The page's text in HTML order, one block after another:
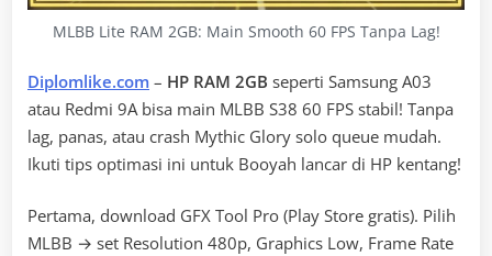
MLBB Lite RAM 2GB: Main Smooth 60 FPS Tanpa Lag!
Diplomlike.com – HP RAM 2GB seperti Samsung A03
atau Redmi 9A bisa main MLBB S38 60 FPS stabil! Tanpa
lag, panas, atau crash Mythic Glory solo queue mudah.
Ikuti tips optimasi ini untuk Booyah lancar di HP kentang!
Pertama, download GFX Tool Pro (Play Store gratis). Pilih
MLBB → set Resolution 480p, Graphics Low, Frame Rate